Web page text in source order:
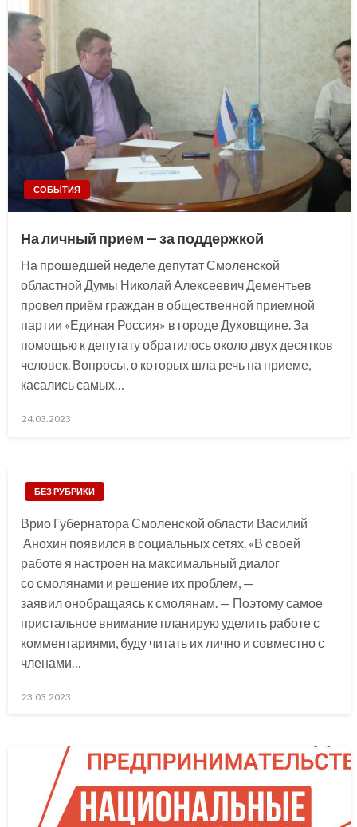
СОБЫТИЯ
На личный прием — за поддержкой
На прошедшей неделе депутат Смоленской
областной Думы Николай Алексеевич Дементьев
провел приём граждан в общественной приемной
партии «Единая Россия» в городе Духовщине. За
помощью к депутату обратилось около двух десятков
человек. Вопросы, о которых шла речь на приеме,
касались самых…
Posted
24.03.2023
БЕЗ РУБРИКИ
Врио Губернатора Смоленской области Василий
Анохин появился в социальных сетях. «В своей
работе я настроен на максимальный диалог
со смолянами и решение их проблем, —
заявил онобращаясь к смолянам. — Поэтому самое
пристальное внимание планирую уделить работе с
комментариями, буду читать их лично и совместно с
членами…
Posted
23.03.2023